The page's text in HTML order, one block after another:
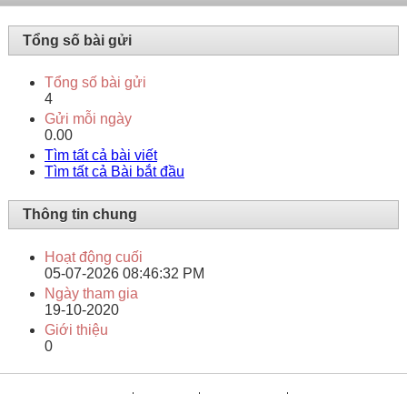
Tổng số bài gửi
Tổng số bài gửi
4
Gửi mỗi ngày
0.00
Tìm tất cả bài viết
Tìm tất cả Bài bắt đầu
Thông tin chung
Hoạt động cuối
05-07-2026 08:46:32 PM
Ngày tham gia
19-10-2020
Giới thiệu
0